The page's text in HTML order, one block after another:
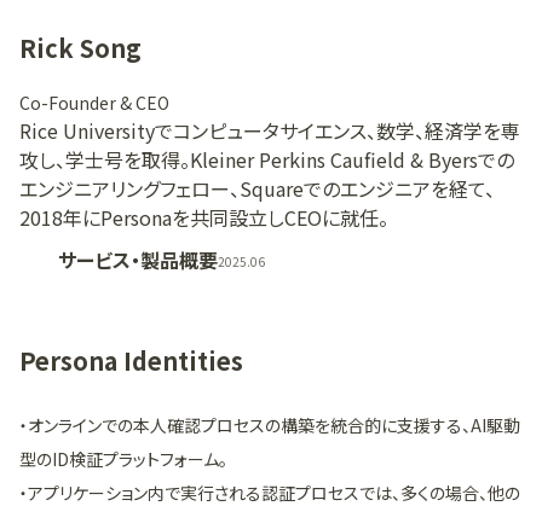
サービス・製品概要2025.06
Persona Identities
・オンラインでの本人確認プロセスの構築を統合的に支援する、AI駆動
型のID検証プラットフォーム。
・アプリケーション内で実行される認証プロセスでは、多くの場合、他の
Rick Song
Co-Founder & CEO
Rice Universityでコンピュータサイエンス、数学、経済学を専
攻し、学士号を取得。Kleiner Perkins Caufield & Byersでの
エンジニアリングフェロー、Squareでのエンジニアを経て、
2018年にPersonaを共同設立しCEOに就任。